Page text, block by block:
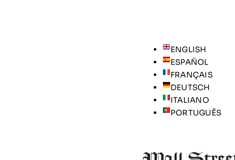
ENGLISH
ESPAÑOL
FRANÇAIS
DEUTSCH
ITALIANO
PORTUGUÊS